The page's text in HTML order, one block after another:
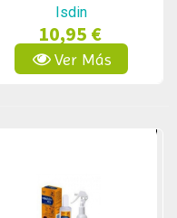
Isdin
10,95 €
Ver Más